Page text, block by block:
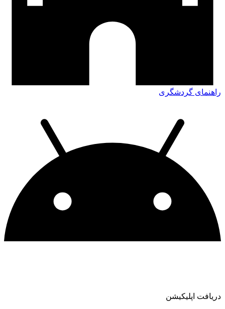
راهنمای گردشگری
دریافت اپلیکیشن